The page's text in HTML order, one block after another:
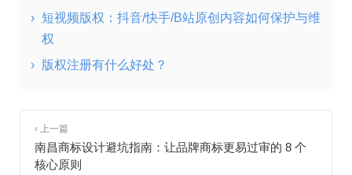
› 短视频版权：抖音/快手/B站原创内容如何保护与维
权
› 版权注册有什么好处？
‹ 上一篇
南昌商标设计避坑指南：让品牌商标更易过审的 8 个
核心原则